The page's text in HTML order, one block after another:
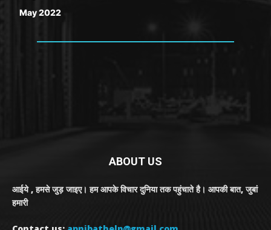
May 2022
ABOUT US
आईये , हमसे जुड़ जाइए। हम आपके विचार दुनिया तक पहुंचाते है। आपकी बात, जुबां
हमारी